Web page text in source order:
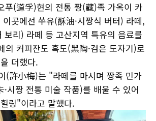
푸(道孚)현의 전통 짱(藏)족 가옥이 카
곳에선 쑤유(酥油·시짱식 버터) 라떼,
보리) 라떼 등 고산지역 특유의 음료를
의 커피잔도 흑도(黑陶·검은 도자기)로
더했다.
(許小梅)는 "라떼를 마시며 짱족 민가
시짱 전통 미술 작품)를 배울 수 있어
링"이라고 말했다.